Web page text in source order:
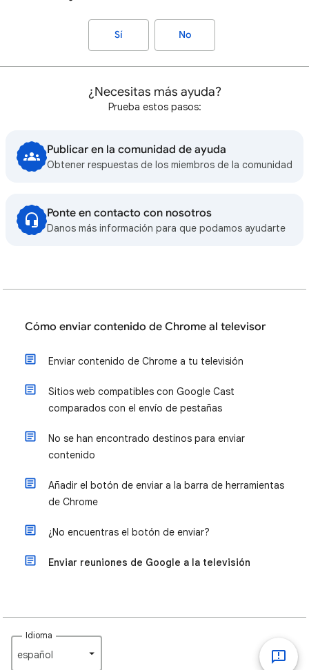
Sí No
¿Necesitas más ayuda?
Prueba estos pasos:
Publicar en la comunidad de ayuda
Obtener respuestas de los miembros de la comunidad
Ponte en contacto con nosotros
Danos más información para que podamos ayudarte
Cómo enviar contenido de Chrome al televisor
Enviar contenido de Chrome a tu televisión
Sitios web compatibles con Google Cast
comparados con el envío de pestañas
No se han encontrado destinos para enviar
contenido
Añadir el botón de enviar a la barra de herramientas
de Chrome
¿No encuentras el botón de enviar?
Enviar reuniones de Google a la televisión
Idioma
español‎